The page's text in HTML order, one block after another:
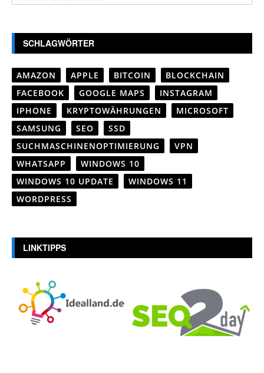
SCHLAGWÖRTER
AMAZON APPLE BITCOIN
BLOCKCHAIN
FACEBOOK
GOOGLE MAPS
INSTAGRAM
IPHONE
KRYPTOWÄHRUNGEN
MICROSOFT
SAMSUNG
SEO
SSD
SUCHMASCHINENOPTIMIERUNG
VPN
WHATSAPP
WINDOWS 10
WINDOWS 10 UPDATE
WINDOWS 11
WORDPRESS
LINKTIPPS